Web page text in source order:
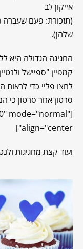
אייקון לב
(תזכורת: פעם שעברה
שלהן).
החגיגה הגדולה היא
קמפיין "ספיישל
לחצו פליי כדי לראות
סרטון אחר סרטון כי
mode="normal"
align="center"]
ועוד קצת מחגיגות